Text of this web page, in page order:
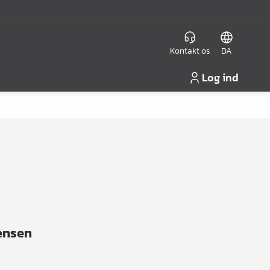
Kontakt os DA
Log ind